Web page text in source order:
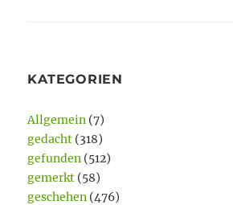
KATEGORIEN
Allgemein (7)
gedacht (318)
gefunden (512)
gemerkt (58)
geschehen (476)